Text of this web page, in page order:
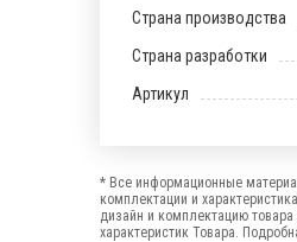
Страна производства
Страна разработки
Артикул
* Все информационные
комплектации и
дизайн и комплектацию
характеристик Товара.